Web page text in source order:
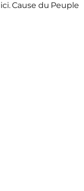
Cause du Peuple